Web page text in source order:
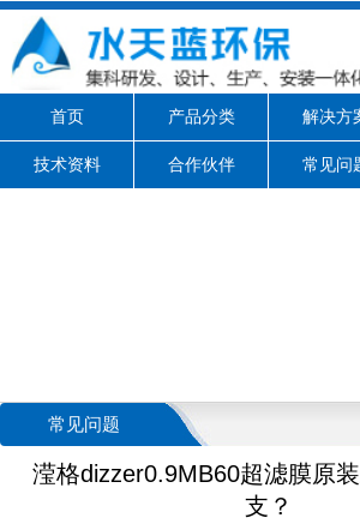
首页 产品分类 解决方
技术资料 合作伙伴 常见问
常见问题
滢格dizzer0.9MB60超滤膜原
支？